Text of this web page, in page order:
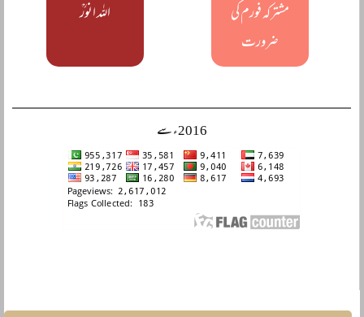
مشترکہ فورم کی
ضرورت
اللہ انورؒ
2016ء سے